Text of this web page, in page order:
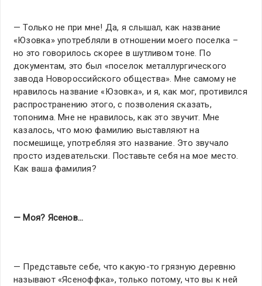
— Только не при мне! Да, я слышал, как название
«Юзовка» употребляли в отношении моего поселка –
но это говорилось скорее в шутливом тоне. По
документам, это был «поселок металлургического
завода Новороссийского общества». Мне самому не
нравилось название «Юзовка», и я, как мог, противился
распространению этого, с позволения сказать,
топонима. Мне не нравилось, как это звучит. Мне
казалось, что мою фамилию выставляют на
посмешище, употребляя это название. Это звучало
просто издевательски. Поставьте себя на мое место.
Как ваша фамилия?
— Моя? Ясенов…
— Представьте себе, что какую-то грязную деревню
называют «Ясеноффка», только потому, что вы к ней